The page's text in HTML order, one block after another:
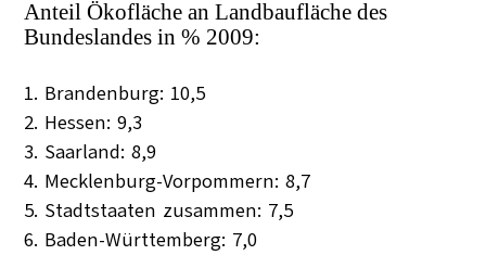
Anteil Ökofläche an Landbaufläche des
Bundeslandes in % 2009:
1. Brandenburg: 10,5
2. Hessen: 9,3
3. Saarland: 8,9
4. Mecklenburg-Vorpommern: 8,7
5. Stadtstaaten zusammen: 7,5
6. Baden-Württemberg: 7,0